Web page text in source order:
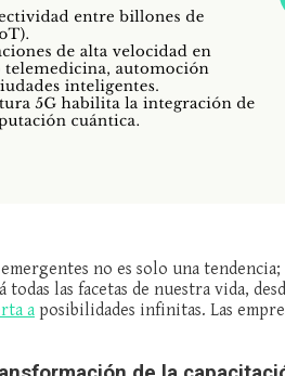
no es solo una
las facetas de nuestra vida,
a posibilidades infinitas. Las